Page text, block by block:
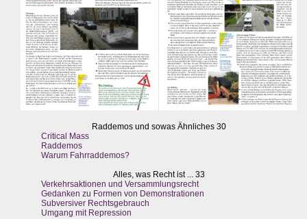
Raddemos und sowas Ähnliches 30
Critical Mass
Raddemos
Warum Fahrraddemos?
Alles, was Recht ist ... 33
Verkehrsaktionen und Versammlungsrecht
Gedanken zu Formen von Demonstrationen
Subversiver Rechtsgebrauch
Umgang mit Repression